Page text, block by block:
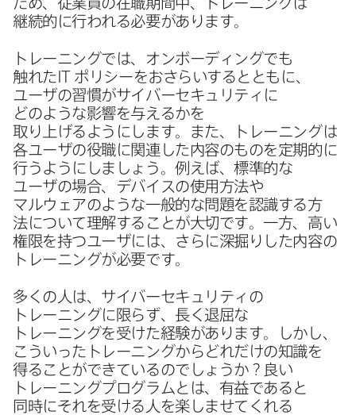
継続的に​行われる​必要が​あります。
トレーニングでは、​オンボーディングでも​
触れた IT ポリシーを​おさらいするとともに、​
ユーザの​習慣が​サイバーセキュリティに​
どのような​影響を​与えるかを​
取り上げるようにします。​また、​トレーニングは​
各ユーザの​役職に​関連した​内容の​ものを​定期的に​
行うようにしましょう。​例えば、​標準的な​
ユーザの​場合、​デバイスの​使用方​法や​
マルウェアのような​一般的な​問題を​認識する​方​
法に​ついて​理解する​ことが​大切です。​一方、​高い​
権限を​持つユーザには、​さらに​深掘りした​内容の​
トレーニングが​必要です。
多くの​人は、​サイバーセキュリティの​
トレーニングに​限らず、​長く​退屈な​
トレーニングを​受けた​経験が​あります。​しかし、​
こういった​トレーニングから​どれだけの​知識を​
得る​ことができているのでしょうか？​良い​
トレーニングプログラムとは、​有益であると​
同時に​それを​受ける​人を​楽しませてくれる​